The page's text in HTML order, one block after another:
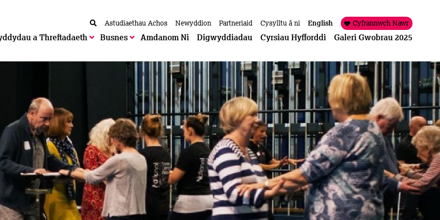
a Threftadaeth Busnes Amdanom Ni Digwyddiadau Cyrsiau Hyfforddi Galeri Gwobrau 2025
Astudiaethau Achos Newyddion Partneriaid Cysylltu â ni English Cyfrannwch Nawr